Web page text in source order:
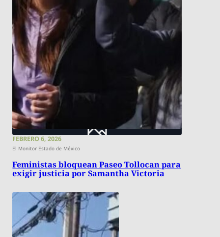
FEBRERO 6, 2026
El Monitor Estado de México
Feministas bloquean Paseo Tollocan para
exigir justicia por Samantha Victoria